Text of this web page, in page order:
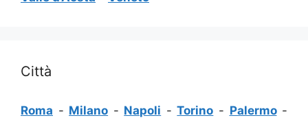
Città
Roma - Milano - Napoli -Torino - Palermo-